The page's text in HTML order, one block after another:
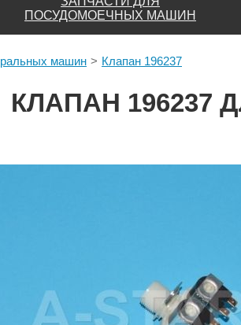
ПОСУДОМОЕЧНЫХ МАШИН
машин Клапан 196237
КЛАПАН 196237